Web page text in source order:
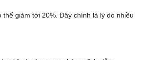
thể giảm tới 20%. Đây chính là lý do nhiều